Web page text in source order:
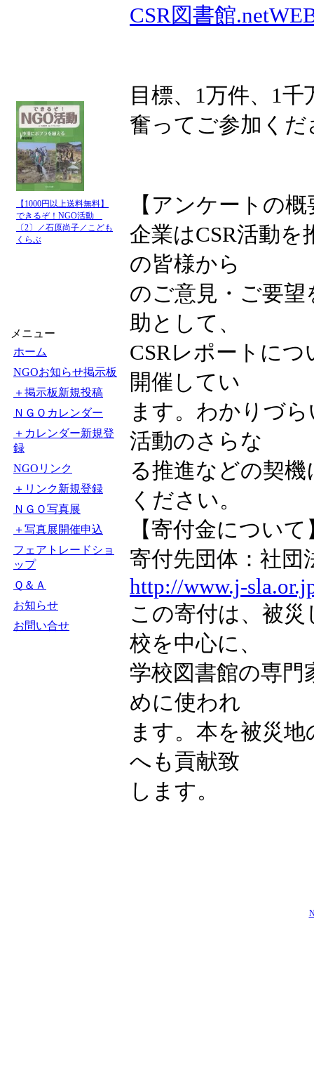
【1000円以上送料無料】
できるぞ！NGO活動
〔2〕／石原尚子／こども
くらぶ
メニュー
ホーム
NGOお知らせ掲示板
＋掲示板新規投稿
ＮＧＯカレンダー
＋カレンダー新規登
録
NGOリンク
＋リンク新規登録
ＮＧＯ写真展
＋写真展開催申込
フェアトレードショ
ップ
Ｑ＆Ａ
お知らせ
お問い合せ
CSR図書館
目標、1万件、1
奮ってご参加くだ
【アンケートの概
企業はCSR活動
の皆様から
のご意見・ご要
助として、
CSRレポートに
開催してい
ます。わかりづ
活動のさらな
る推進などの契
ください。
【寄付金について
寄付先団体：社
http://www.j-
この寄付は、被
校を中心に、
学校図書館の専
めに使われ
ます。本を被災
へも貢献致
します。